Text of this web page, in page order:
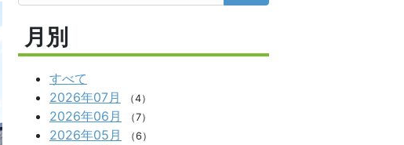
月別
すべて
2026年07月
（4）
2026年06月 （7）
2026年05月 （6）